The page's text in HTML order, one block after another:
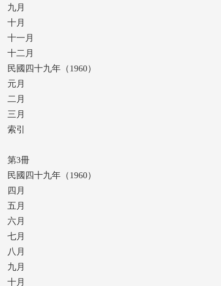
九月
十月
十一月
十二月
民國四十九年（1960）
元月
二月
三月
索引
第3冊
民國四十九年（1960）
四月
五月
六月
七月
八月
九月
十月